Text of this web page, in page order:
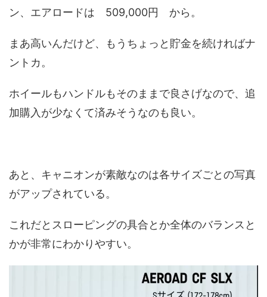
ン、エアロードは 509,000円 から。
まあ高いんだけど、もうちょっと貯金を続ければナ
ントカ。
ホイールもハンドルもそのままで良さげなので、追
加購入が少なくて済みそうなのも良い。
あと、キャニオンが素敵なのは各サイズごとの写真
がアップされている。
これだとスローピングの具合とか全体のバランスと
かが非常にわかりやすい。